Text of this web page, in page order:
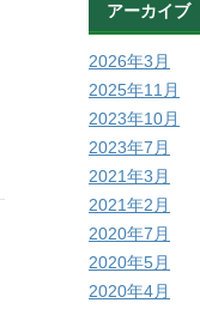
アーカイブ
2026年3月
2025年11月
2023年10月
2023年7月
2021年3月
2021年2月
2020年7月
2020年5月
2020年4月